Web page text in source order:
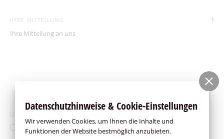
!
IHRE MITTEILUNG
DATENSCHUTZ
Ich habe dieDatenschutzerklärunggelesen und akzeptiert.
Datenschutzhinweise & Cookie-Einstellungen
Wir verwenden Cookies, um Ihnen die Inhalte und
Funktionen der Website bestmöglich anzubieten.